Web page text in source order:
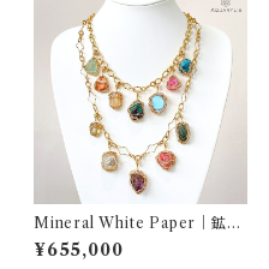
Mineral White Paper｜鉱物
白書 ネックレスセット（12種天然
石／2本チェーン）｜AQUARY
¥655,000